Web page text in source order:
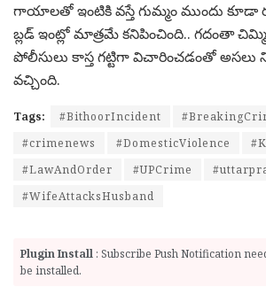
గాయాలతో ఇంటికి వస్తే గుమ్మం ముందు కూడా
బ్లడ్ ఇంట్లో మాత్రమే కనిపించింది.. గదంతా
పోలీసులు కాస్త గట్టిగా విచారించడంతో అసలు
వచ్చింది.
Tags: #BithoorIncident
#crimenews
#DomesticViolence
#LawAndOrder
#UPCrime
#WifeAttacksHusband
Plugin Install : Subscribe Push Notification
be installed.